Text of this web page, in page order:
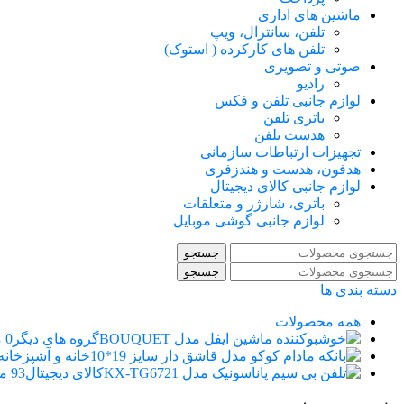
ماشین های اداری
تلفن، سانترال، ویپ
تلفن های کارکرده ( استوک)
صوتی و تصویری
رادیو
لوازم جانبی تلفن و فکس
باتری تلفن
هدست تلفن
تجهیزات ارتباطات سازمانی
هدفون، هدست و هندزفری
لوازم جانبی کالای دیجیتال
باتری، شارژر و متعلقات
لوازم جانبی گوشی موبایل
جستجو
جستجو
دسته بندی ها
همه محصولات
گروه های دیگر 0 محصول
خانه و
کالای دیجیتال93 محصول